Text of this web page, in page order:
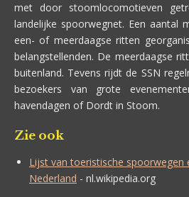
met door stoomlocomotieven
landelijke spoorwegnet. Een aantal
een- of meerdaagse ritten
belangstellenden. De meerdaagse
buitenland. Tevens rijdt de SSN
bezoekers van grote
havendagen of Dordt in Stoom.
Zie ook
Lijst van toeristische spoorwegen
Nederland - nl.wikipedia.org